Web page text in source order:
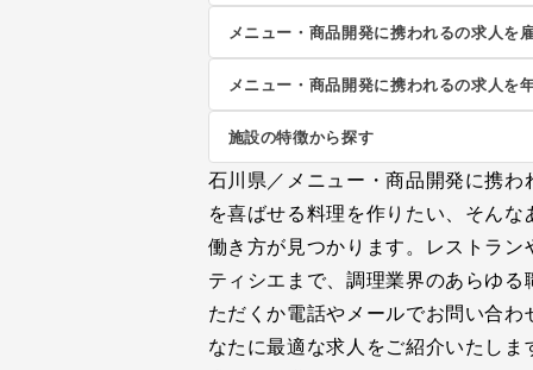
メニュー・商品開発に携われるの求人を
メニュー・商品開発に携われるの求人を
施設の特徴から探す
石川県／メニュー・商品開発に携
を喜ばせる料理を作りたい、そん
働き方が見つかります。レストラ
ティシエまで、調理業界のあらゆ
ただくか電話やメールでお問い合
なたに最適な求人をご紹介いたし